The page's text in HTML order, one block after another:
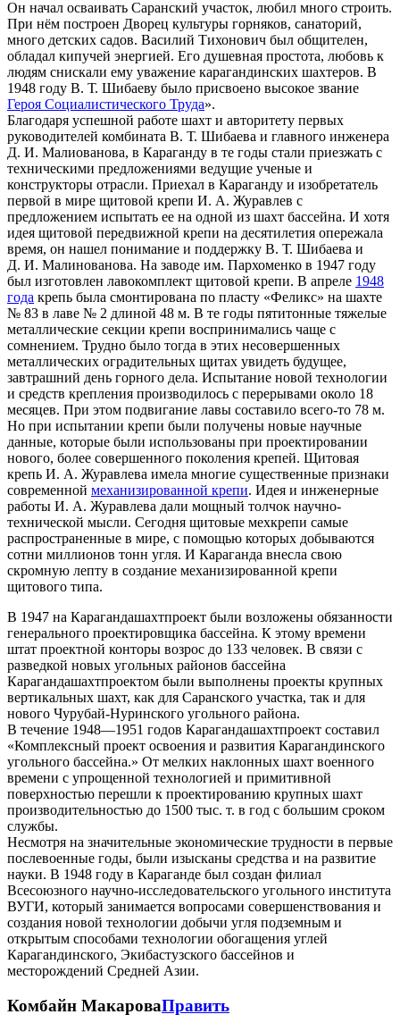
Он начал осваивать Саранский участок, любил много строить.
При нём построен Дворец культуры горняков, санаторий,
много детских садов. Василий Тихонович был общителен,
обладал кипучей энергией. Его душевная простота, любовь к
людям снискали ему уважение карагандинских шахтеров. В
1948 году В. Т. Шибаеву было присвоено высокое звание
Героя Социалистического Труда».
Благодаря успешной работе шахт и авторитету первых
руководителей комбината В. Т. Шибаева и главного инженера
Д. И. Малиованова, в Караганду в те годы стали приезжать с
техническими предложениями ведущие ученые и
конструкторы отрасли. Приехал в Караганду и изобретатель
первой в мире щитовой крепи И. А. Журавлев с
предложением испытать ее на одной из шахт бассейна. И хотя
идея щитовой передвижной крепи на десятилетия опережала
время, он нашел понимание и поддержку В. Т. Шибаева и
Д. И. Малинованова. На заводе им. Пархоменко в 1947 году
был изготовлен лавокомплект щитовой крепи. В апреле 1948
года крепь была смонтирована по пласту «Феликс» на шахте
№ 83 в лаве № 2 длиной 48 м. В те годы пятитонные тяжелые
металлические секции крепи воспринимались чаще с
сомнением. Трудно было тогда в этих несовершенных
металлических оградительных щитах увидеть будущее,
завтрашний день горного дела. Испытание новой технологии
и средств крепления производилось с перерывами около 18
месяцев. При этом подвигание лавы составило всего-то 78 м.
Но при испытании крепи были получены новые научные
данные, которые были использованы при проектировании
нового, более совершенного поколения крепей. Щитовая
крепь И. А. Журавлева имела многие существенные признаки
современной механизированной крепи. Идея и инженерные
работы И. А. Журавлева дали мощный толчок научно-
технической мысли. Сегодня щитовые мехкрепи самые
распространенные в мире, с помощью которых добываются
сотни миллионов тонн угля. И Караганда внесла свою
скромную лепту в создание механизированной крепи
щитового типа.
В 1947 на Карагандашахтпроект были возложены обязанности
генерального проектировщика бассейна. К этому времени
штат проектной конторы возрос до 133 человек. В связи с
разведкой новых угольных районов бассейна
Карагандашахтпроектом были выполнены проекты крупных
вертикальных шахт, как для Саранского участка, так и для
нового Чурубай-Нуринского угольного района.
В течение 1948—1951 годов Карагандашахтпроект составил
«Комплексный проект освоения и развития Карагандинского
угольного бассейна.» От мелких наклонных шахт военного
времени с упрощенной технологией и примитивной
поверхностью перешли к проектированию крупных шахт
производительностью до 1500 тыс. т. в год с большим сроком
службы.
Несмотря на значительные экономические трудности в первые
послевоенные годы, были изысканы средства и на развитие
науки. В 1948 году в Караганде был создан филиал
Всесоюзного научно-исследовательского угольного института
ВУГИ, который занимается вопросами совершенствования и
создания новой технологии добычи угля подземным и
открытым способами технологии обогащения углей
Карагандинского, Экибастузского бассейнов и
месторождений Средней Азии.
Комбайн МакароваПравить